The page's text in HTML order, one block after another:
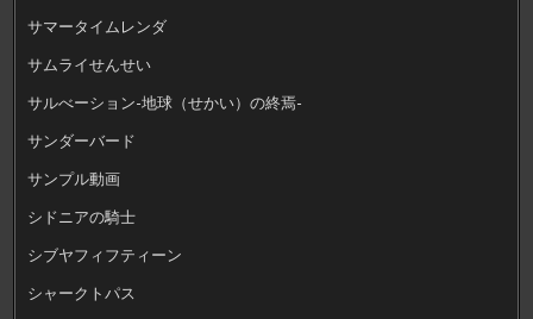
サマータイムレンダ
サムライせんせい
サルべーション-地球（せかい）の終焉-
サンダーバード
サンプル動画
シドニアの騎士
シブヤフィフティーン
シャークトパス